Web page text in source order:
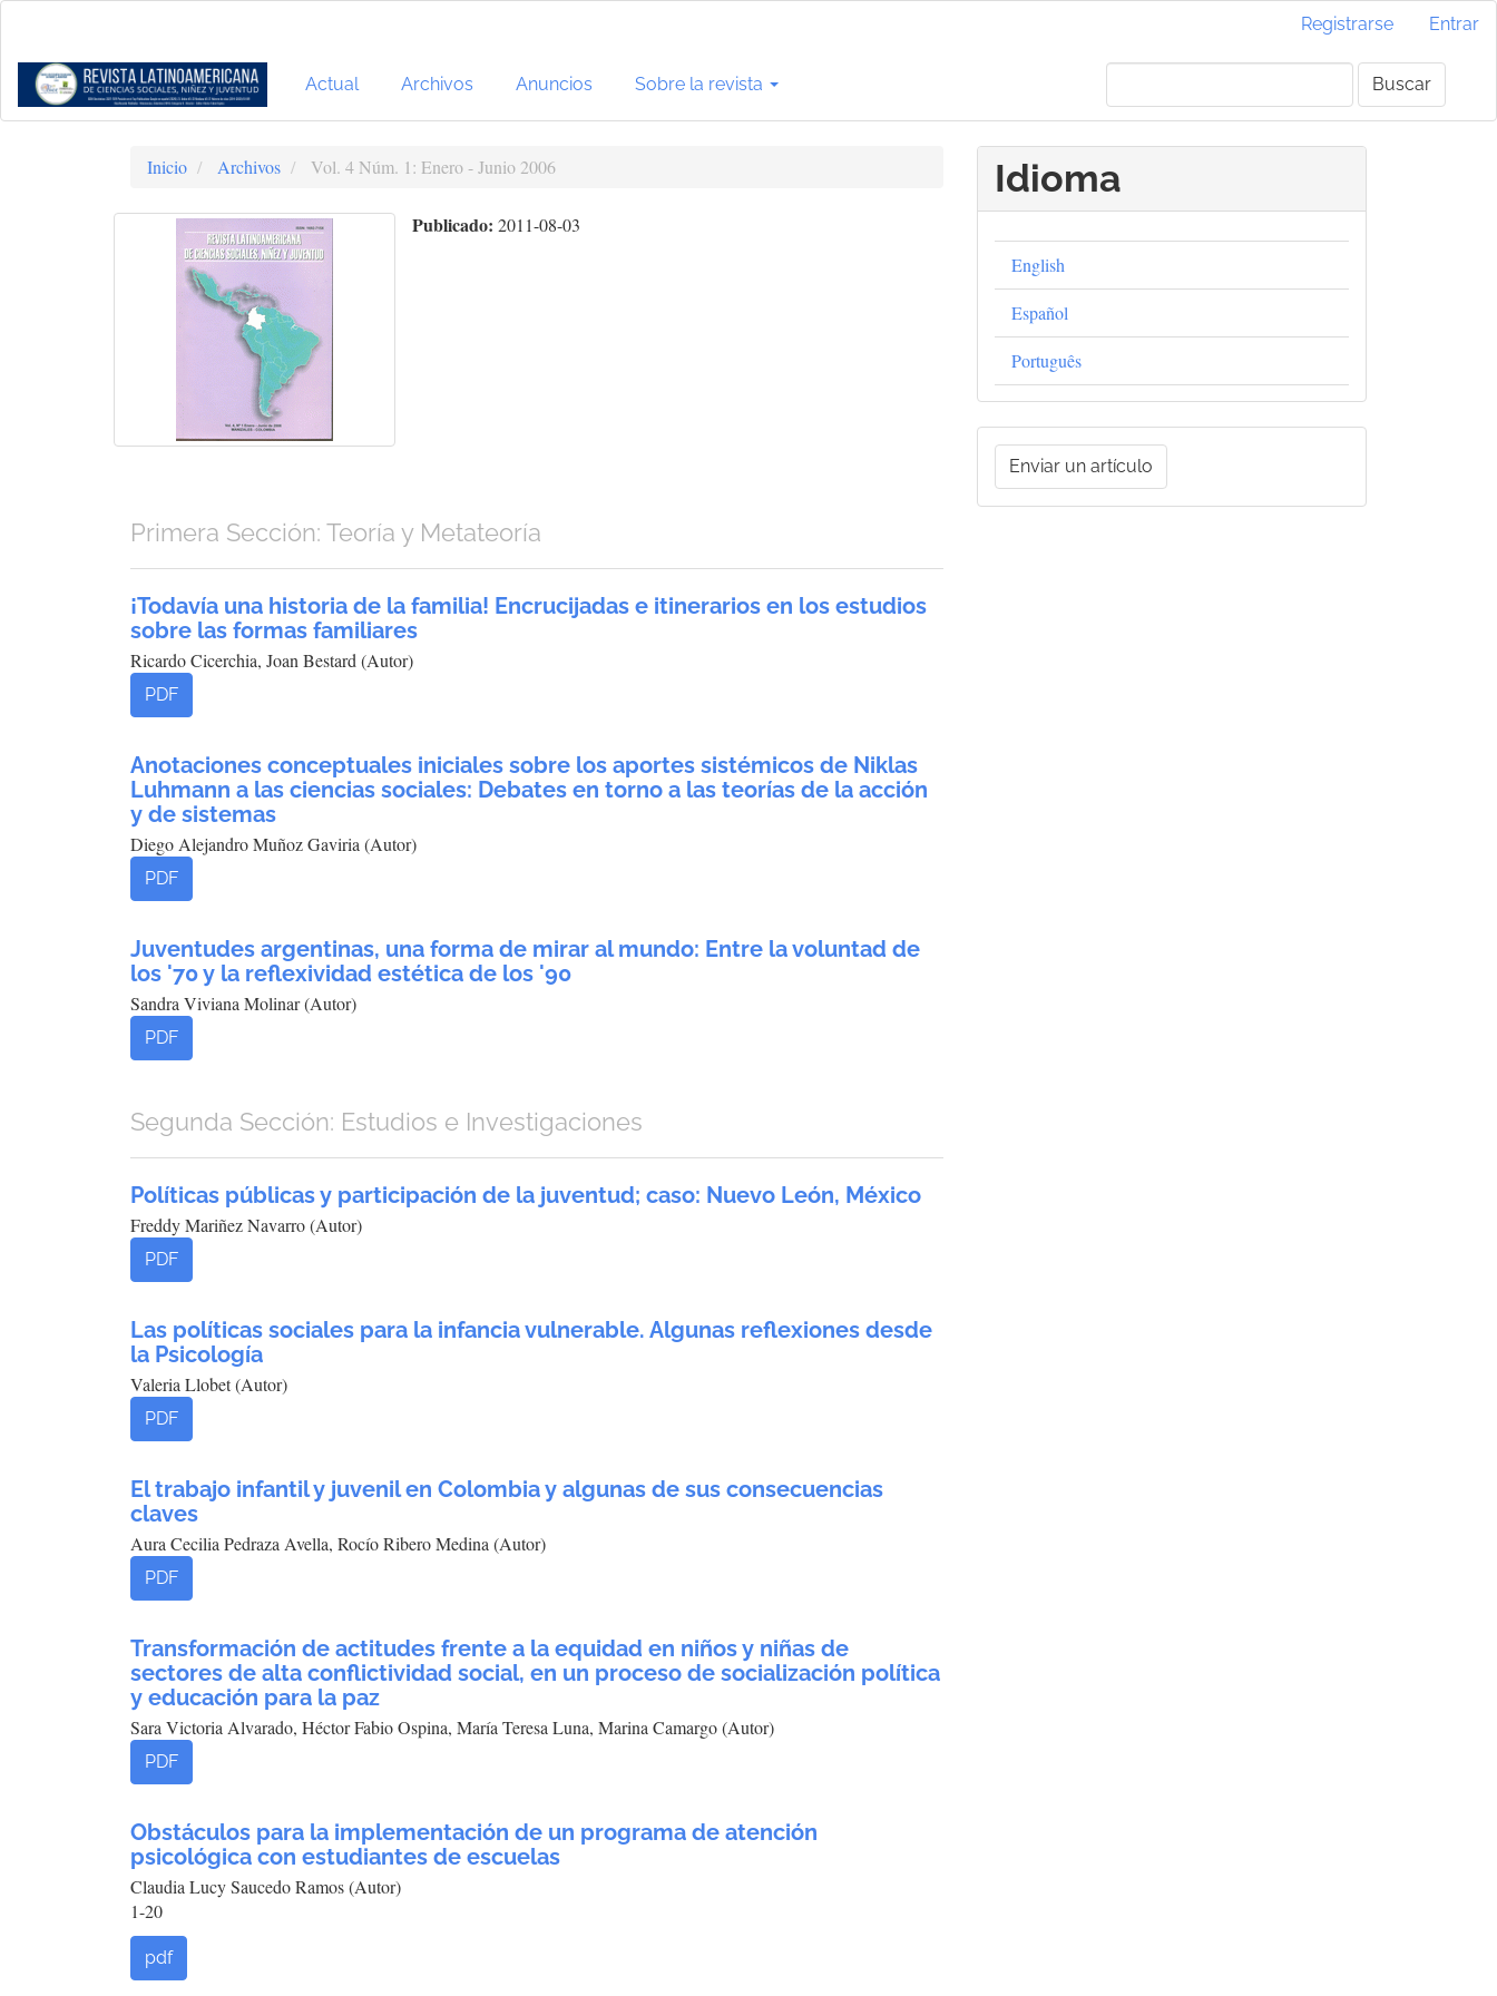
Contenido
principal
Barra
Registrarse Entrar
Actual Archivos Anuncios Sobre la revista Buscar
Inicio Archivos Vol. 4 Núm. 1: Enero - Junio 2006
Publicado:2011-08-03
Primera Sección: Teoría y Metateoría
¡Todavía una historia de la familia! Encrucijadas e itinerarios en los estudios
sobre las formas familiares
Ricardo Cicerchia, Joan Bestard (Autor)
PDF
Anotaciones conceptuales iniciales sobre los aportes sistémicos de Niklas
Luhmann a las ciencias sociales: Debates en torno a las teorías de la acción
y de sistemas
Diego Alejandro Muñoz Gaviria (Autor)
PDF
Juventudes argentinas, una forma de mirar al mundo: Entre la voluntad de
los '70 y la reflexividad estética de los '90
Sandra Viviana Molinar (Autor)
PDF
Segunda Sección: Estudios e Investigaciones
Políticas públicas y participación de la juventud; caso: Nuevo León, México
Freddy Mariñez Navarro (Autor)
PDF
Las políticas sociales para la infancia vulnerable. Algunas reflexiones desde
la Psicología
Valeria Llobet (Autor)
PDF
El trabajo infantil y juvenil en Colombia y algunas de sus consecuencias
claves
Aura Cecilia Pedraza Avella, Rocío Ribero Medina (Autor)
PDF
Transformación de actitudes frente a la equidad en niños y niñas de
sectores de alta conflictividad social, en un proceso de socialización política
y educación para la paz
Sara Victoria Alvarado, Héctor Fabio Ospina, María Teresa Luna, Marina Camargo (Autor)
PDF
Obstáculos para la implementación de un programa de atención
psicológica con estudiantes de escuelas
Claudia Lucy Saucedo Ramos (Autor)
1-20
pdf
Idioma
English
Español
Português
Enviar
unEnviar un artículo